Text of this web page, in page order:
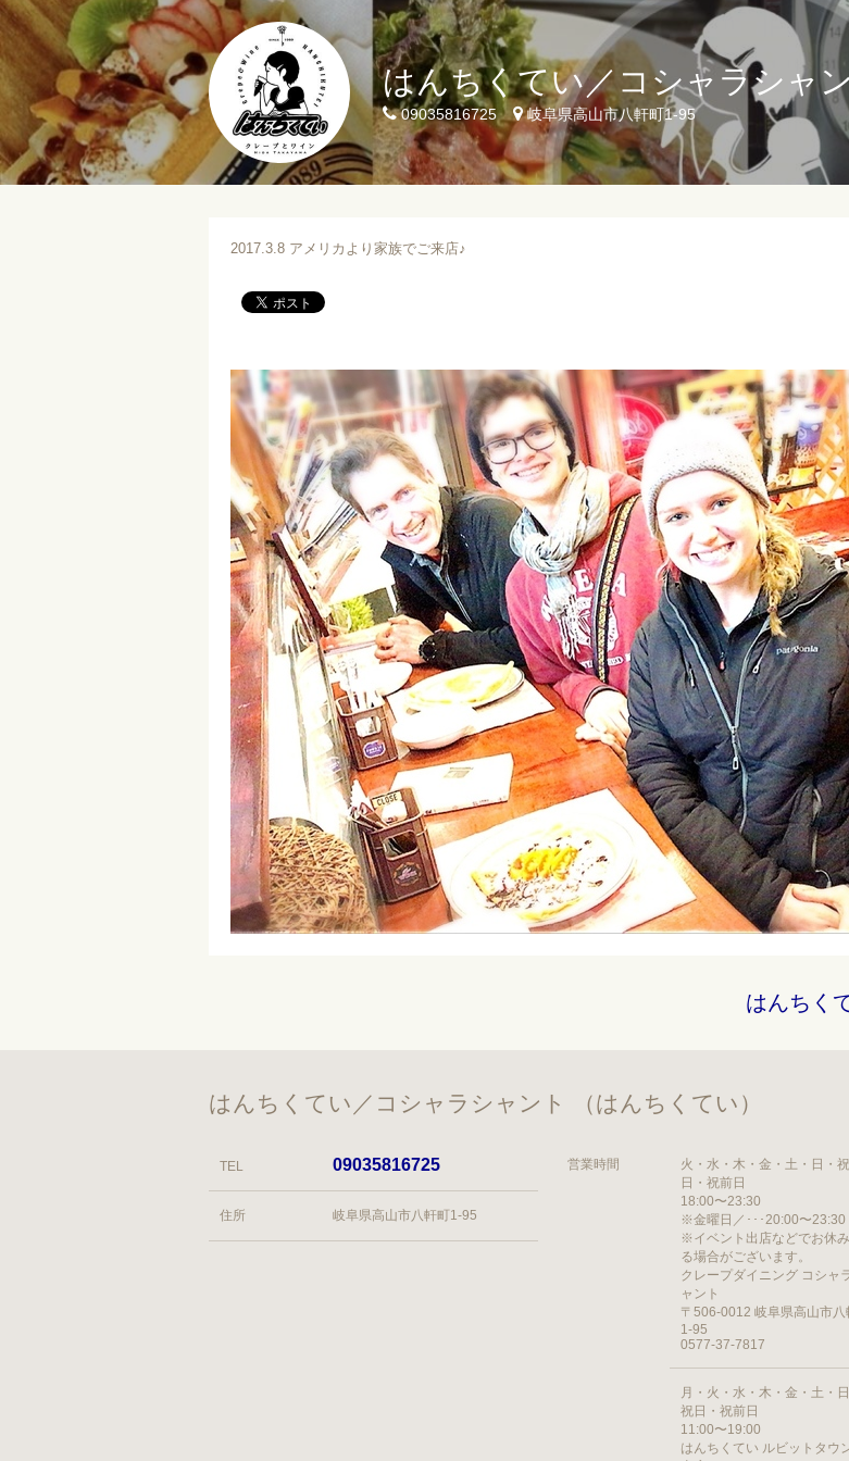
はんちくてい／コシャラシャ
09035816725 岐阜県高山市八軒町1-95
2017.3.8 アメリカより家族でご来店♪
はんちく
はんちくてい／コシャラシャント （はんちくてい）
TEL 09035816725
住所 岐阜県高山市八軒町1-95
営業時間
火・水・木・金・土・日・祝
日・祝前日
18:00〜23:30
※金曜日／･･･20:00〜23:30
※イベント出店などでお休
る場合がございます。
クレープダイニング コシャ
ャント
〒506-0012 岐阜県高山市八
1-95
0577-37-7817
月・火・水・木・金・土・日
祝日・祝前日
11:00〜19:00
はんちくてい ルビットタウ